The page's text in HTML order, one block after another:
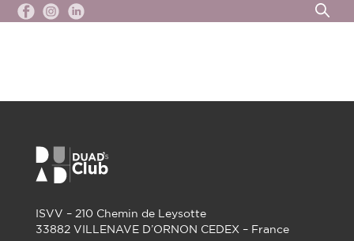
ISVV – 210 Chemin de Leysotte
33882 VILLENAVE D’ORNON CEDEX – France